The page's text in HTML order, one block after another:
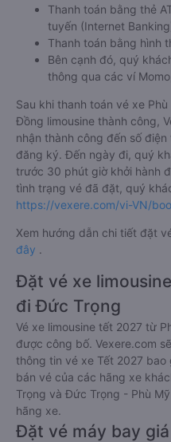
Thanh toán bằng thẻ
tuyến (Internet
Thanh toán bằng hình
Bên cạnh đó, quý
thông qua các ví
Sau khi thanh toán vé xe
Đồng limousine thành công,
nhận thành công đến số
đăng ký. Đến ngày đi, quý
trước 30 phút giờ khởi hành
tình trạng vé đã đặt, quý
https://vexere.com/vi-VN/
Xem hướng dẫn chi tiết đặt
đây .
Đặt vé xe
đi Đức Trọng
Vé xe limousine tết 2027 từ
được công bố. Vexere.com
thông tin vé xe Tết 2027
bán vé của các hãng xe
Trọng và Đức Trọng - Phù
hãng xe.
Đặt vé máy bay